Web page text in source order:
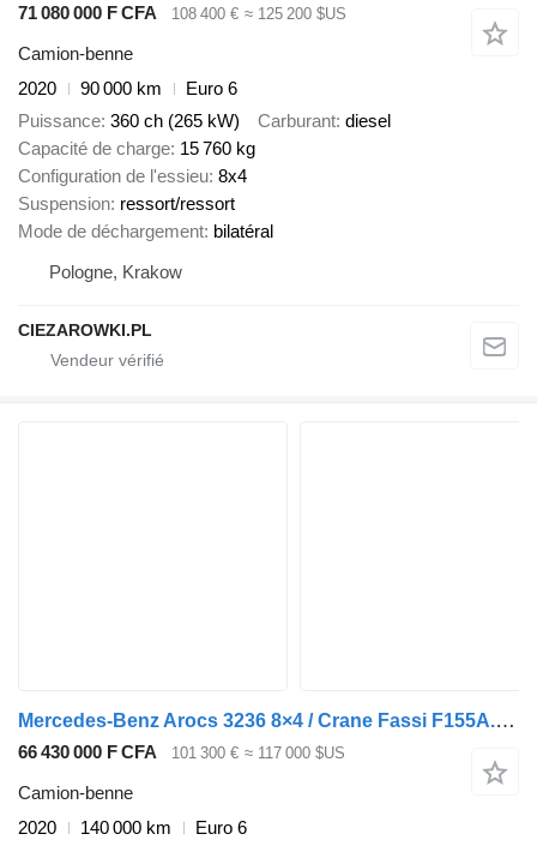
71 080 000 F CFA 108 400 € ≈ 125 200 $US
Camion-benne
2020
90 000 km
Euro 6
Puissance 360 ch (265 kW) Carburant diesel
Capacité de charge 15 760 kg
Configuration de l'essieu 8x4
Suspension ressort/ressort
Mode de déchargement bilatéral
Pologne, Krakow
CIEZAROWKI.PL
Mercedes-Benz Arocs 3236 8×4 / Crane Fassi F155A.0.22 / remote control / 2-way
66 430 000 F CFA 101 300 € ≈ 117 000 $US
Camion-benne
2020
140 000 km
Euro 6